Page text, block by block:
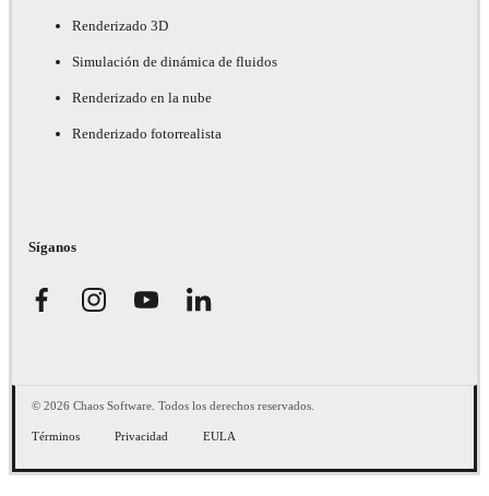
Renderizado 3D
Simulación de dinámica de fluidos
Renderizado en la nube
Renderizado fotorrealista
Síganos
© 2026 Chaos Software. Todos los derechos reservados.
Términos Privacidad EULA